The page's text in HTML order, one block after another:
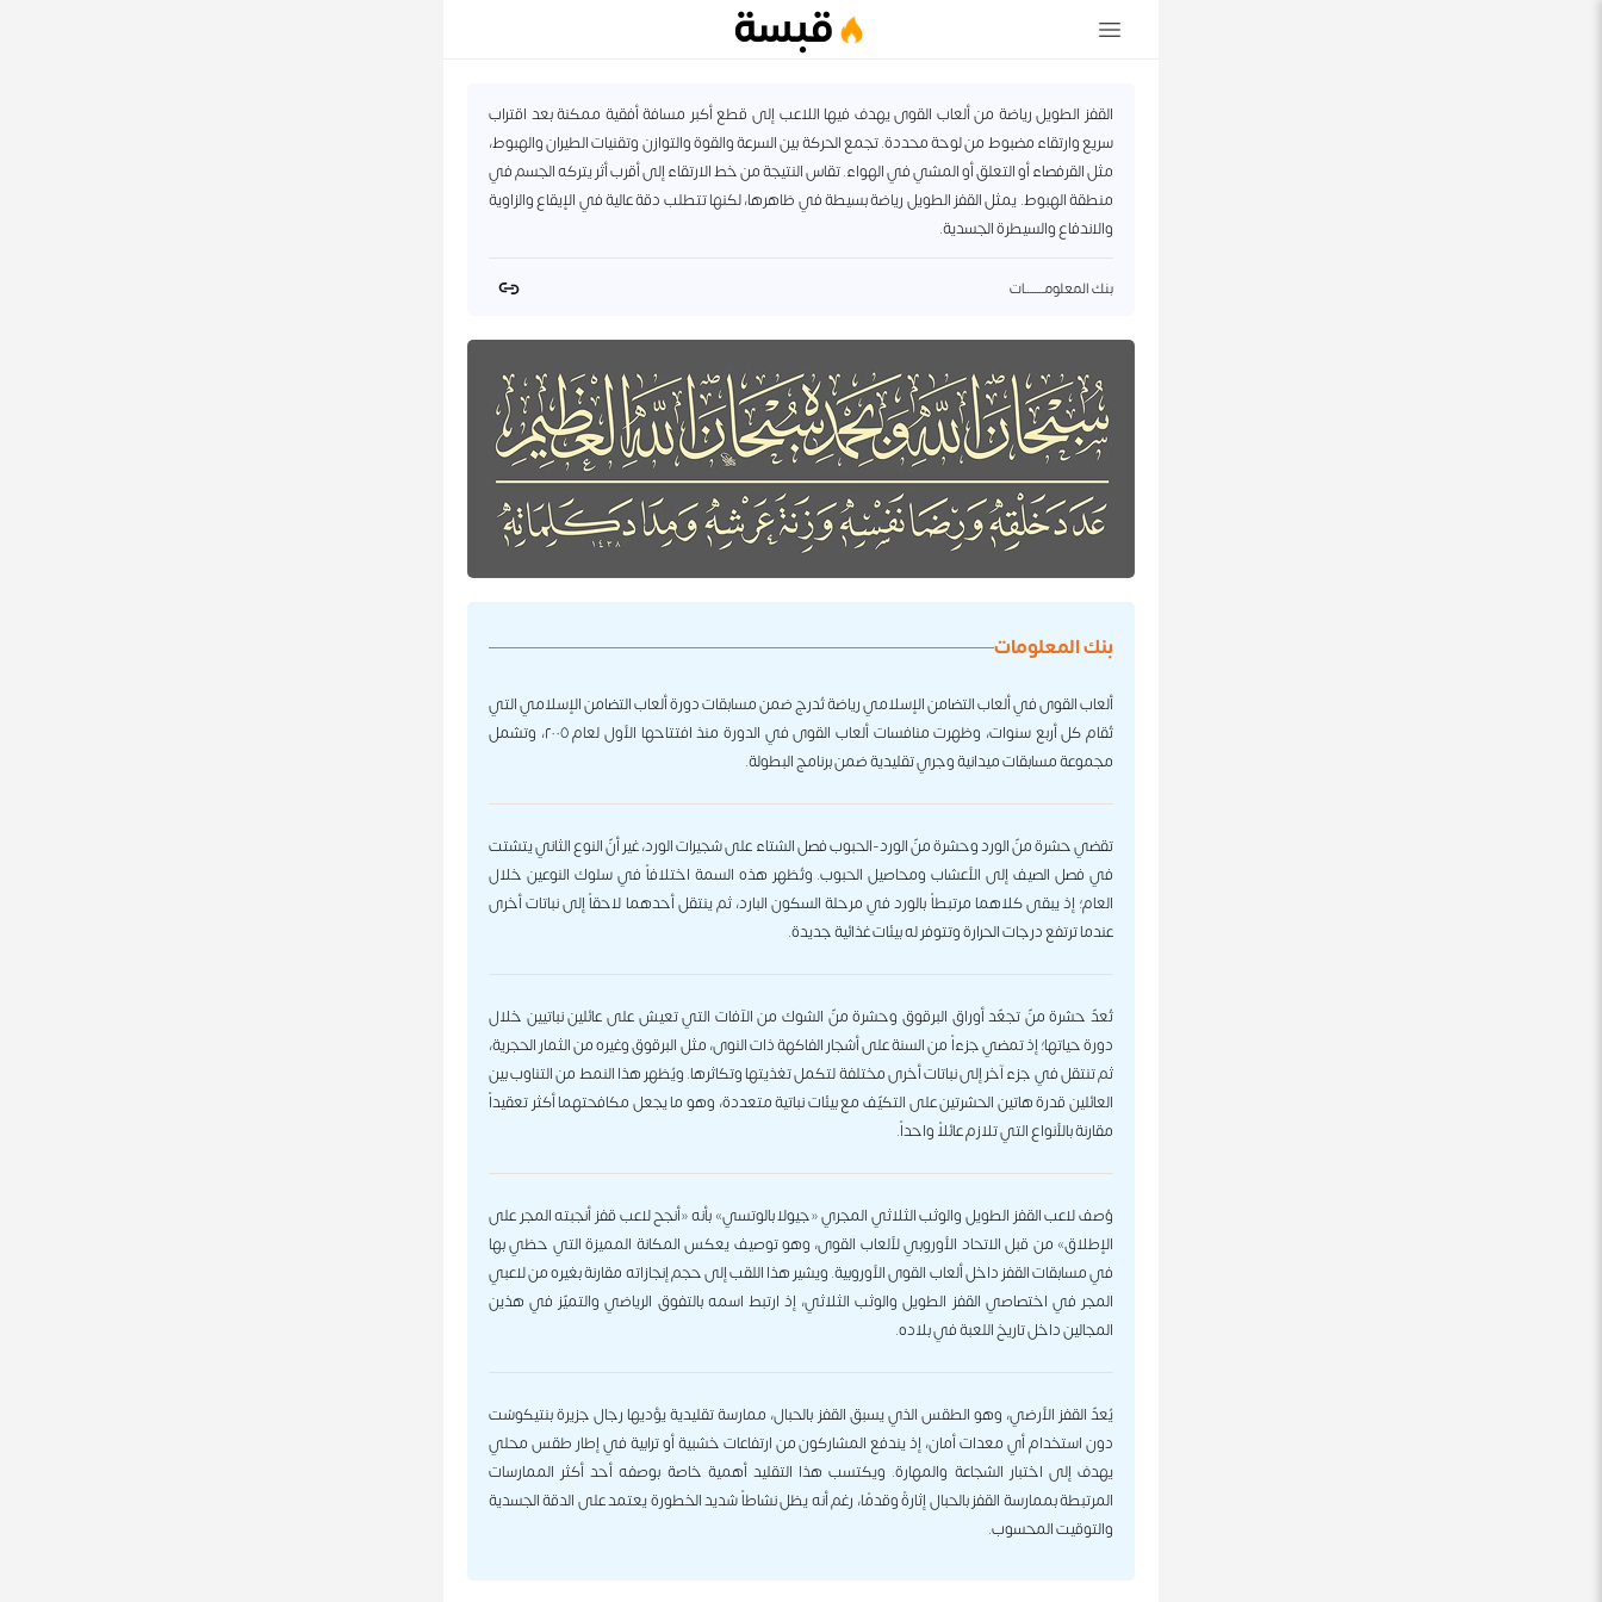
قبسة
القفز الطويل رياضة من ألعاب القوى يهدف فيها اللاعب إلى قطع أكبر مسافة أفقية ممكنة بعد اقتراب
سريع وارتقاء مضبوط من لوحة محددة. تجمع الحركة بين السرعة والقوة والتوازن وتقنيات الطيران والهبوط،
مثل القرفصاء أو التعلق أو المشي في الهواء. تقاس النتيجة من خط الارتقاء إلى أقرب أثر يتركه الجسم في
منطقة الهبوط. يمثل القفز الطويل رياضة بسيطة في ظاهرها، لكنها تتطلب دقة عالية في الإيقاع والزاوية
والاندفاع والسيطرة الجسدية.
بنك المعلومــــــــات
بنك المعلومات
ألعاب القوى في ألعاب التضامن الإسلامي رياضة تُدرج ضمن مسابقات دورة ألعاب التضامن الإسلامي التي
تُقام كل أربع سنوات، وظهرت منافسات ألعاب القوى في الدورة منذ افتتاحها الأول لعام ٢٠٠٥، وتشمل
مجموعة مسابقات ميدانية وجري تقليدية ضمن برنامج البطولة.
تقضي حشرة منّ الورد وحشرة منّ الورد-الحبوب فصل الشتاء على شجيرات الورد، غير أنّ النوع الثاني يتشتت
في فصل الصيف إلى الأعشاب ومحاصيل الحبوب. وتُظهر هذه السمة اختلافاً في سلوك النوعين خلال
العام؛ إذ يبقى كلاهما مرتبطاً بالورد في مرحلة السكون البارد، ثم ينتقل أحدهما لاحقاً إلى نباتات أخرى
عندما ترتفع درجات الحرارة وتتوفر له بيئات غذائية جديدة.
تُعدّ حشرة منّ تجعّد أوراق البرقوق وحشرة منّ الشوك من الآفات التي تعيش على عائلين نباتيين خلال
دورة حياتها؛ إذ تمضي جزءاً من السنة على أشجار الفاكهة ذات النوى، مثل البرقوق وغيره من الثمار الحجرية،
ثم تنتقل في جزء آخر إلى نباتات أخرى مختلفة لتكمل تغذيتها وتكاثرها. ويُظهر هذا النمط من التناوب بين
العائلين قدرة هاتين الحشرتين على التكيّف مع بيئات نباتية متعددة، وهو ما يجعل مكافحتهما أكثر تعقيداً
مقارنة بالأنواع التي تلازم عائلاً واحداً.
وُصف لاعب القفز الطويل والوثب الثلاثي المجري «جيولا بالوتسي» بأنه «أنجح لاعب قفز أنجبته المجر على
الإطلاق» من قبل الاتحاد الأوروبي لألعاب القوى، وهو توصيف يعكس المكانة المميزة التي حظي بها
في مسابقات القفز داخل ألعاب القوى الأوروبية. ويشير هذا اللقب إلى حجم إنجازاته مقارنة بغيره من لاعبي
المجر في اختصاصي القفز الطويل والوثب الثلاثي، إذ ارتبط اسمه بالتفوق الرياضي والتميّز في هذين
المجالين داخل تاريخ اللعبة في بلاده.
يُعدّ القفز الأرضي، وهو الطقس الذي يسبق القفز بالحبال، ممارسة تقليدية يؤديها رجال جزيرة بنتيكوسْت
دون استخدام أي معدات أمان، إذ يندفع المشاركون من ارتفاعات خشبية أو ترابية في إطار طقس محلي
يهدف إلى اختبار الشجاعة والمهارة. ويكتسب هذا التقليد أهمية خاصة بوصفه أحد أكثر الممارسات
المرتبطة بممارسة القفز بالحبال إثارةً وقدمًا، رغم أنه يظل نشاطاً شديد الخطورة يعتمد على الدقة الجسدية
والتوقيت المحسوب.